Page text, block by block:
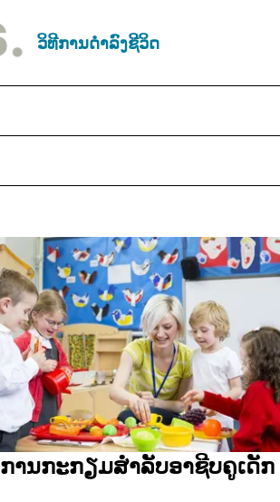
ວິທີການດຳລົງຊີວິດ
ການກະກຽມສຳລັບອາຊີບຄູເດັກ